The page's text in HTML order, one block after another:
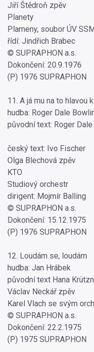
Jiří Štědroň zpěv
Planety
Plameny, soubor ÚV SSM
řídí: Jindřich Brabec
© SUPRAPHON a.s.
Dokončení: 20.9.1976
(P) 1976 SUPRAPHON
11. A já mu na to hlavou
hudba: Roger Dale
původní text: Roger
český text: Ivo Fischer
Olga Blechová zpěv
KTO
Studiový orchestr
dirigent: Mojmír Balling
© SUPRAPHON a.s.
Dokončení: 15.12.1975
(P) 1976 SUPRAPHON
12. Loudám se, loudám
hudba: Jan Hrábek
původní text Hana
Václav Neckář zpěv
Karel Vlach se svým
© SUPRAPHON a.s.
Dokončení: 22.2.1975
(P) 1975 SUPRAPHON